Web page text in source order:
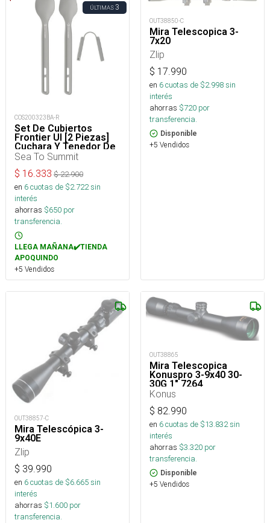
ÚLTIMAS3
COS200323BA-R
Set De Cubiertos
Frontier Ul [2 Piezas]
Cuchara Y Tenedor De
Mango Largo
Sea To Summit
$ 16.333 $22.900
en 6cuotas de $2.722sin
interés
ahorras $650 por
transferencia.
LLEGA MAÑANA✔️TIENDA
APOQUINDO
+5 Vendidos
OUT38850-C
Mira Telescopica 3-
7x20
Zlip
$ 17.990
en 6cuotas de $2.998sin
interés
ahorras $720 por
transferencia.
Disponible
+5 Vendidos
OUT38857-C
Mira Telescópica 3-
9x40E
Zlip
$ 39.990
en 6cuotas de $6.665sin
interés
ahorras $1.600 por
transferencia.
OUT38865
Mira Telescopica
Konuspro 3-9x40 30-
30G 1" 7264
Konus
$ 82.990
en 6cuotas de $13.832sin
interés
ahorras $3.320 por
transferencia.
Disponible
+5 Vendidos